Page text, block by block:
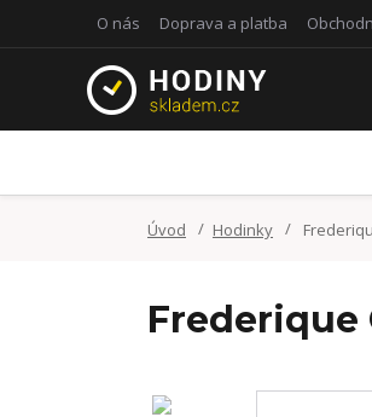
O nás Doprava a platba
Úvod Hodinky
Frederique